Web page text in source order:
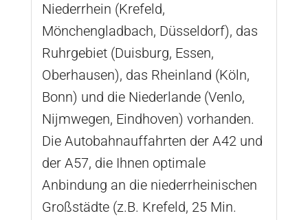
Niederrhein (Krefeld,
Mönchengladbach, Düsseldorf), das
Ruhrgebiet (Duisburg, Essen,
Oberhausen), das Rheinland (Köln,
Bonn) und die Niederlande (Venlo,
Nijmwegen, Eindhoven) vorhanden.
Die Autobahnauffahrten der A42 und
der A57, die Ihnen optimale
Anbindung an die niederrheinischen
Großstädte (z.B. Krefeld, 25 Min.